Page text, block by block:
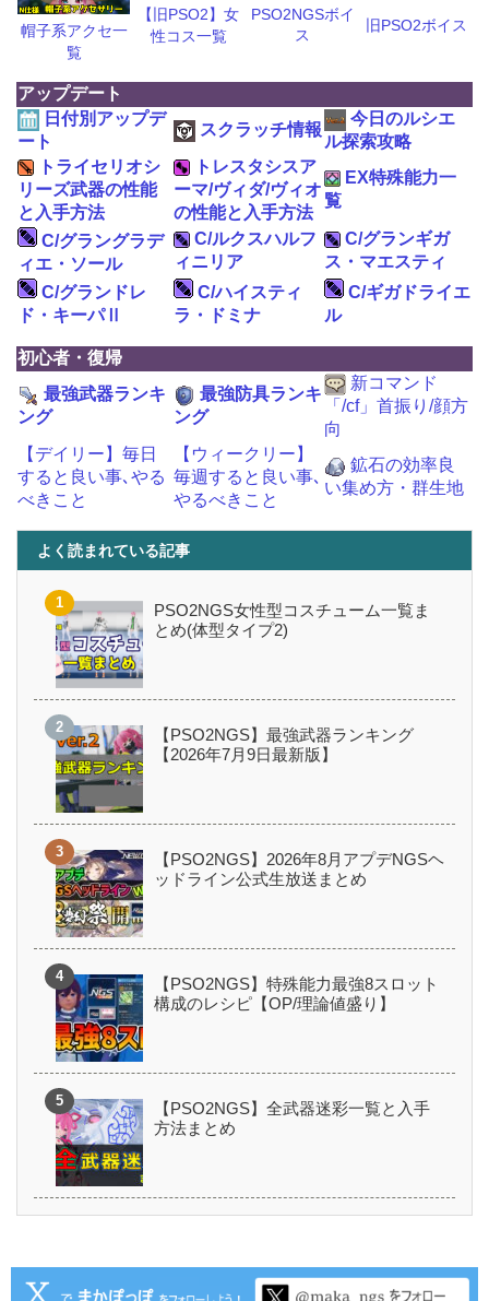
帽子系アクセ一
覧
【旧PSO2】女
性コス一覧
PSO2NGSボイ
ス
旧PSO2ボイス
アップデート
日付別アップデ
ート
スクラッチ情報
今日のルシエ
ル探索攻略
トライセリオシ
リーズ武器の性能
と入手方法
トレスタシスア
ーマ/ヴィダ/ヴィオ
の性能と入手方法
EX特殊能力一
覧
C/グラングラデ
ィエ・ソール
C/ルクスハルフ
ィニリア
C/グランギガ
ス・マエスティ
C/グランドレ
ド・キーパⅡ
C/ハイスティ
ラ・ドミナ
C/ギガドライエ
ル
初心者・復帰
最強武器ランキ
ング
最強防具ランキ
ング
新コマンド
「/cf」首振り/顔方
向
【デイリー】毎日
すると良い事､やる
べきこと
【ウィークリー】
毎週すると良い事､
やるべきこと
鉱石の効率良
い集め方・群生地
よく読まれている記事
PSO2NGS女性型コスチューム一覧ま
とめ(体型タイプ2)
【PSO2NGS】最強武器ランキング
【2026年7月9日最新版】
【PSO2NGS】2026年8月アプデNGSヘ
ッドライン公式生放送まとめ
【PSO2NGS】特殊能力最強8スロット
構成のレシピ【OP/理論値盛り】
【PSO2NGS】全武器迷彩一覧と入手
方法まとめ